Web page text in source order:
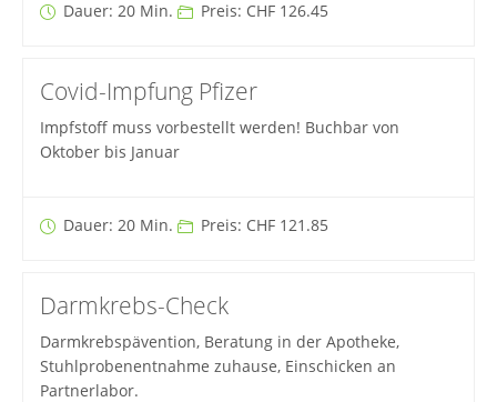
Dauer: 20 Min. Preis: CHF 126.45
Covid-Impfung Pfizer
Impfstoff muss vorbestellt werden! Buchbar von
Oktober bis Januar
Dauer: 20 Min. Preis: CHF 121.85
Darmkrebs-Check
Darmkrebspävention, Beratung in der Apotheke,
Stuhlprobenentnahme zuhause, Einschicken an
Partnerlabor.